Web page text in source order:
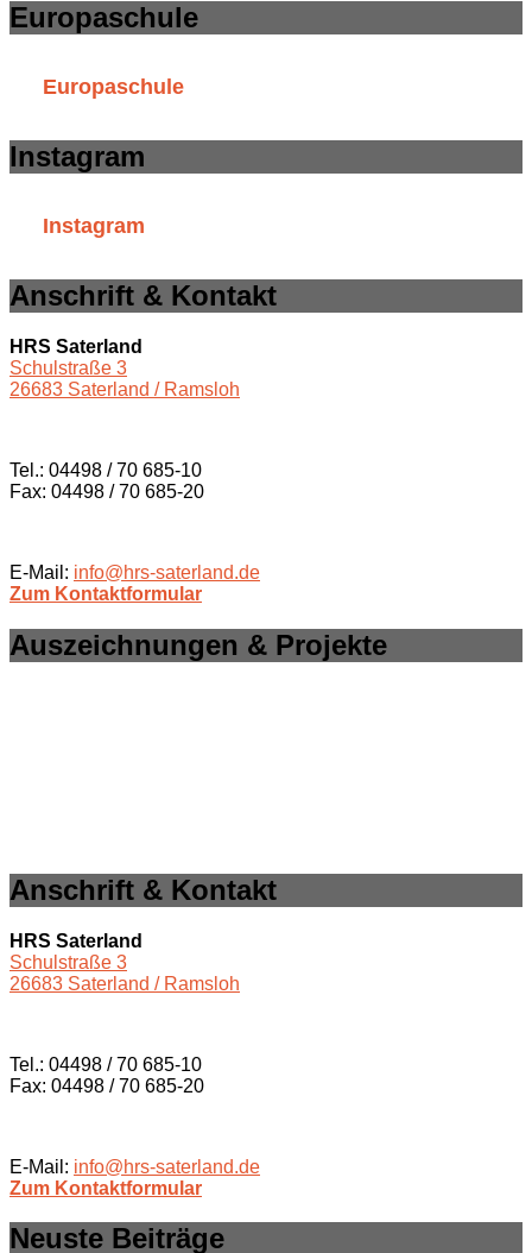
Europaschule
Europaschule
Instagram
Instagram
Anschrift & Kontakt
HRS Saterland
Schulstraße 3
26683 Saterland / Ramsloh
Tel.: 04498 / 70 685-10
Fax: 04498 / 70 685-20
E-Mail: info@hrs-saterland.de
Zum Kontaktformular
Auszeichnungen & Projekte
Anschrift & Kontakt
HRS Saterland
Schulstraße 3
26683 Saterland / Ramsloh
Tel.: 04498 / 70 685-10
Fax: 04498 / 70 685-20
E-Mail: info@hrs-saterland.de
Zum Kontaktformular
Neuste Beiträge